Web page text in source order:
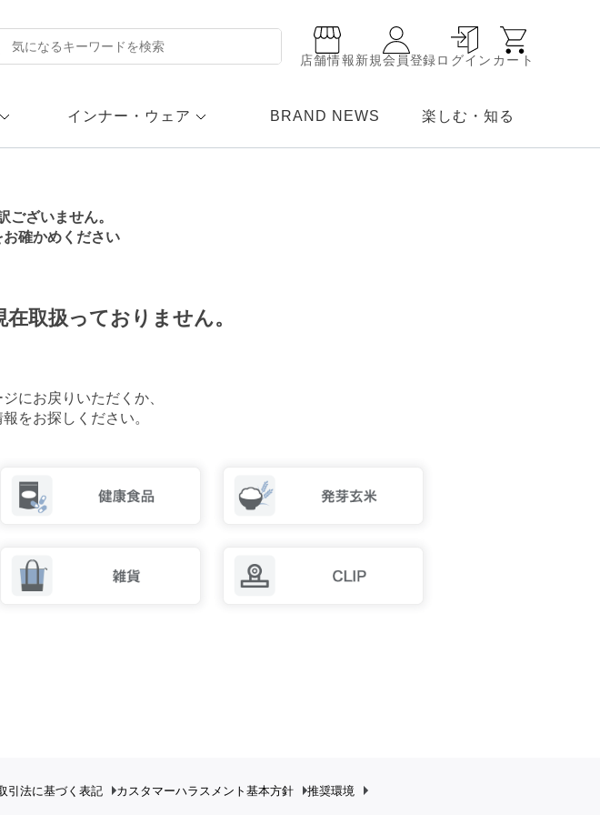
店舗情報新規会員登録ログイン カート
インナー・ウェア BRAND NEWS 楽しむ・知る
ございません。
確かめください
取扱っておりません。
にお戻りいただくか、
をお探しください。
引法に基づく表記 カスタマーハラスメント 基本方針 推奨環境